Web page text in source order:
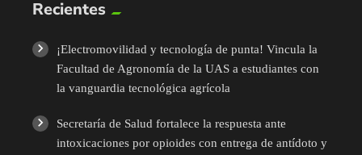
Recientes
¡Electromovilidad y tecnología de punta! Vincula la
Facultad de Agronomía de la UAS a estudiantes con
la vanguardia tecnológica agrícola
Secretaría de Salud fortalece la respuesta ante
intoxicaciones por opioides con entrega de antídoto y